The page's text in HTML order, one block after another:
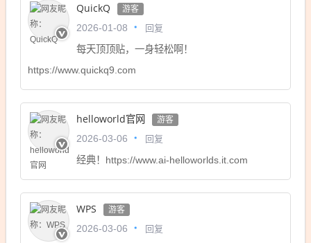
QuickQ 游客
2026-01-08 回复
每天顶顶贴，一身轻松啊！
https://www.quickq9.com
helloworld官网 游客
2026-03-06 回复
经典！https://www.ai-helloworlds.it.com
WPS 游客
2026-03-06 回复